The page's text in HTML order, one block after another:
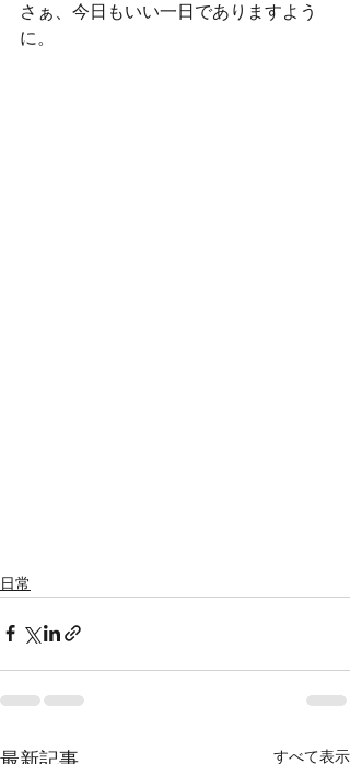
さぁ、今日もいい一日でありますよう
に。
日常
すべて表示